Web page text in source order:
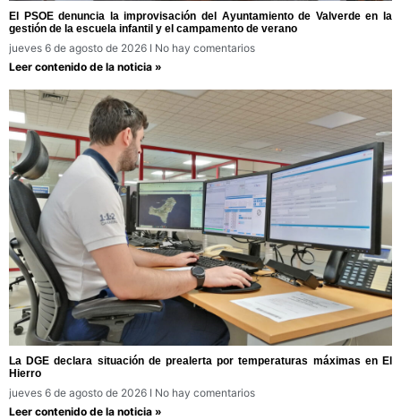
El PSOE denuncia la improvisación del Ayuntamiento de Valverde en la
gestión de la escuela infantil y el campamento de verano
jueves 6 de agosto de 2026
No hay comentarios
Leer contenido de la noticia »
La DGE declara situación de prealerta por temperaturas máximas en El
Hierro
jueves 6 de agosto de 2026
No hay comentarios
Leer contenido de la noticia »